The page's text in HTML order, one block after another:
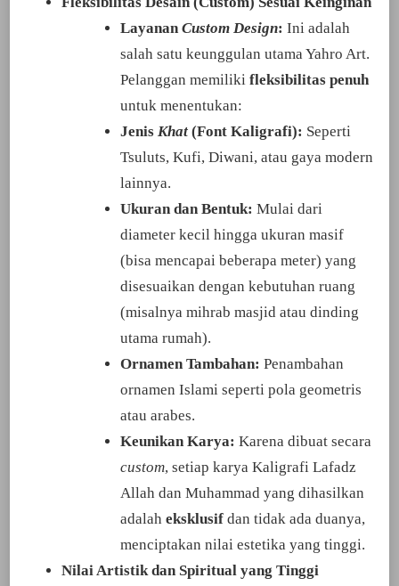
LayananCustom Design: Ini adalah
salah satu keunggulan utama Yahro Art.
Pelanggan memiliki fleksibilitas penuh
untuk menentukan:
Jenis Khat(Font Kaligrafi): Seperti
Tsuluts, Kufi, Diwani, atau gaya modern
lainnya.
Ukuran dan Bentuk: Mulai dari
diameter kecil hingga ukuran masif
(bisa mencapai beberapa meter) yang
disesuaikan dengan kebutuhan ruang
(misalnya mihrab masjid atau dinding
utama rumah).
Ornamen Tambahan: Penambahan
ornamen Islami seperti pola geometris
atau arabes.
Keunikan Karya: Karena dibuat secara
custom, setiap karya Kaligrafi Lafadz
Allah dan Muhammad yang dihasilkan
adalah eksklusifdan tidak ada duanya,
menciptakan nilai estetika yang tinggi.
Nilai Artistik dan Spiritual yang Tinggi